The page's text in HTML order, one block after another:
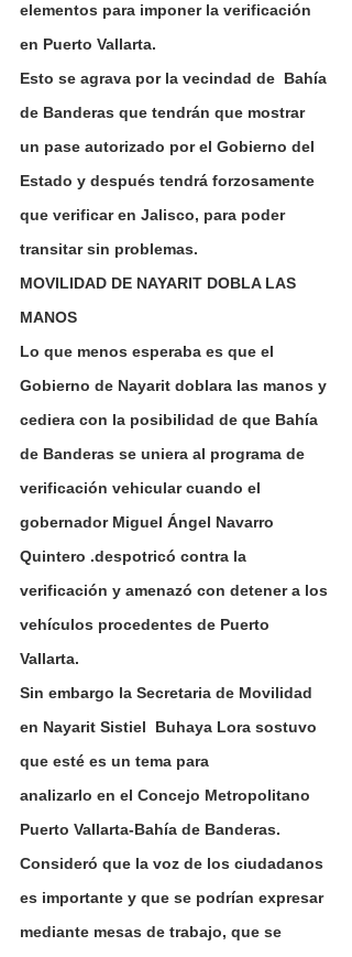
elementos para imponer la verificación
en Puerto Vallarta.
Esto se agrava por la vecindad de  Bahía
de Banderas que tendrán que mostrar
un pase autorizado por el Gobierno del
Estado y después tendrá forzosamente
que verificar en Jalisco, para poder
transitar sin problemas.
MOVILIDAD DE NAYARIT DOBLA LAS
MANOS
Lo que menos esperaba es que el
Gobierno de Nayarit doblara las manos y
cediera con la posibilidad de que Bahía
de Banderas se uniera al programa de
verificación vehicular cuando el
gobernador Miguel Ángel Navarro
Quintero .despotricó contra la
verificación y amenazó con detener a los
vehículos procedentes de Puerto
Vallarta.
Sin embargo la Secretaria de Movilidad
en Nayarit Sistiel  Buhaya Lora sostuvo
que esté es un tema para
analizarlo en el Concejo Metropolitano
Puerto Vallarta-Bahía de Banderas.
Consideró que la voz de los ciudadanos
es importante y que se podrían expresar
mediante mesas de trabajo, que se